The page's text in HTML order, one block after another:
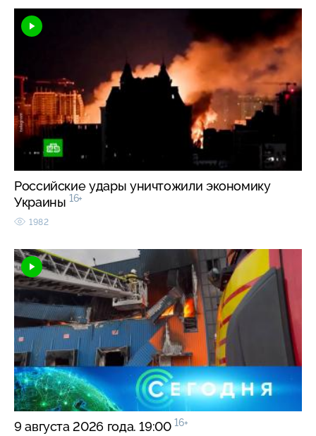
Российские удары уничтожили экономику
Украины 16+
1982
9 августа 2026 года. 19:00 16+